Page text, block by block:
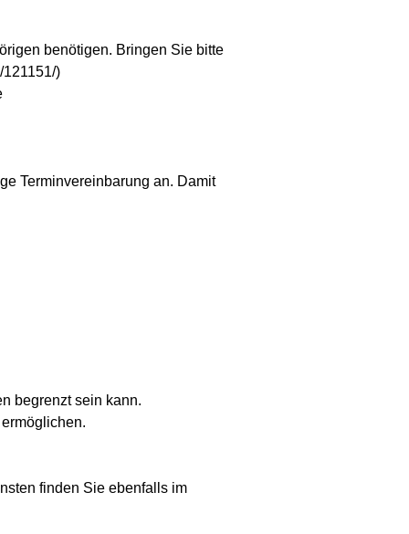
benötigen. Bringen Sie bitte
)
Terminvereinbarung an. Damit
begrenzt sein kann.
finden Sie ebenfalls im